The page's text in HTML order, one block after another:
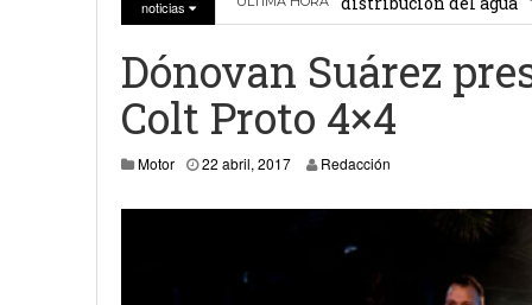
noticias
Valencia 27 febrero,
Gobierno de Canarias
15 febrero, 2024
La Comunidad de
19 diciembre, 2023
Víctor Hernández
Dónovan Suárez
Colt Proto 4×4
Motor 22 abril, 201722 abril, 2017
Redacción